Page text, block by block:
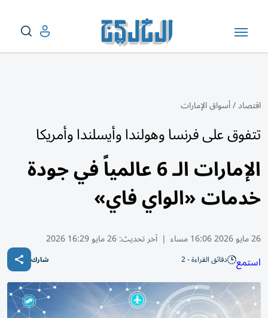
اقتصاد/أسواق الإمارات
تتفوق على فرنسا وهولندا وأيسلندا وأمريكا
الإمارات الـ 6 عالمياً في جودة
خدمات «الواي فاي»
26 مايو 2026 16:06 مساء | آخر تحديث:26 مايو 16:29 2026
استمع دقائق القراءة - 2 شارك